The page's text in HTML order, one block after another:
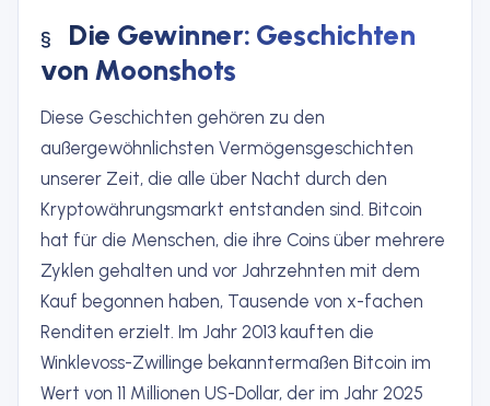
Die Gewinner: Geschichten
von Moonshots
Diese Geschichten gehören zu den
außergewöhnlichsten Vermögensgeschichten
unserer Zeit, die alle über Nacht durch den
Kryptowährungsmarkt entstanden sind. Bitcoin
hat für die Menschen, die ihre Coins über mehrere
Zyklen gehalten und vor Jahrzehnten mit dem
Kauf begonnen haben, Tausende von x-fachen
Renditen erzielt. Im Jahr 2013 kauften die
Winklevoss-Zwillinge bekanntermaßen Bitcoin im
Wert von 11 Millionen US-Dollar, der im Jahr 2025